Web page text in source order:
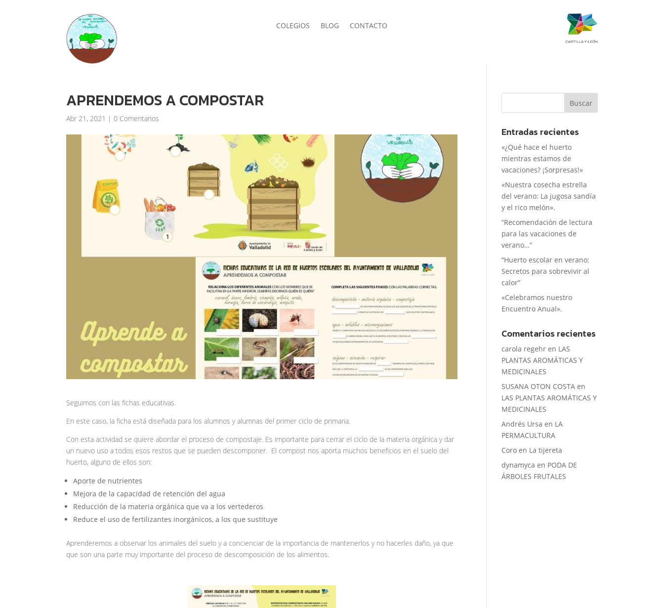
COLEGIOS BLOG CONTACTO
APRENDEMOS A COMPOSTAR
Abr 21, 2021 |0 Comentarios
Seguimos con las fichas educativas.
En este caso, la ficha está diseñada para los alumnos y alumnas del primer ciclo de primaria.
Con esta actividad se quiere abordar el proceso de compostaje. Es importante para cerrar el ciclo de la materia orgánica y dar
un nuevo uso a todos esos restos que se pueden descomponer. El compost nos aporta muchos beneficios en el suelo del
huerto, alguno de ellos son:
Aporte de nutrientes
Mejora de la capacidad de retención del agua
Reducción de la materia orgánica que va a los vertederos
Reduce el uso de fertilizantes inorgánicos, a los que sustituye
Aprenderemos a observar los animales del suelo y a concienciar de la importancia de mantenerlos y no hacerles daño, ya que
que son una parte muy importante del proceso de descomposición de los alimentos.
Entradas recientes
«¿Qué hace el huerto
mientras estamos de
vacaciones? ¡Sorpresas!»
«Nuestra cosecha estrella
del verano: La jugosa sandía
y el rico melón».
“Recomendación de lectura
para las vacaciones de
verano…”
“Huerto escolar en verano:
Secretos para sobrevivir al
calor”
«Celebramos nuestro
Encuentro Anual».
Comentarios recientes
carola regehr en LAS
PLANTAS AROMÁTICAS Y
MEDICINALES
SUSANA OTON COSTA en
LAS PLANTAS AROMÁTICAS Y
MEDICINALES
Andrés Ursa en LA
PERMACULTURA
Coro en La tijereta
dynamyca en PODA DE
ÁRBOLES FRUTALES